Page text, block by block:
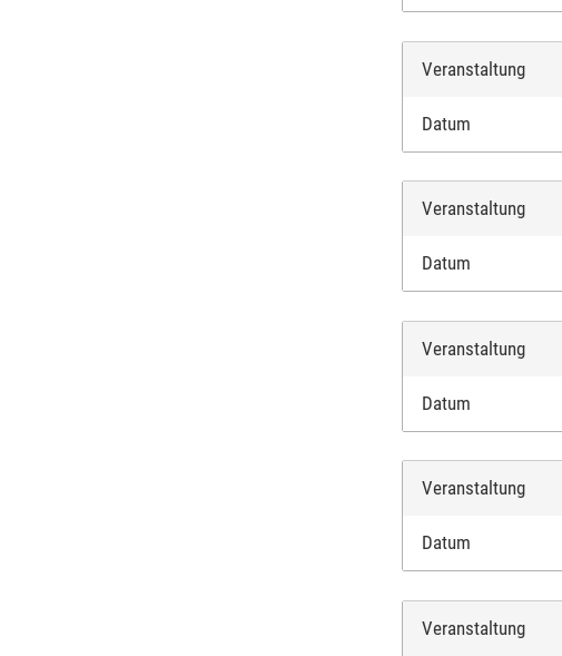
Veranstaltung
Datum
Veranstaltung
Datum
Veranstaltung
Datum
Veranstaltung
Datum
Veranstaltung